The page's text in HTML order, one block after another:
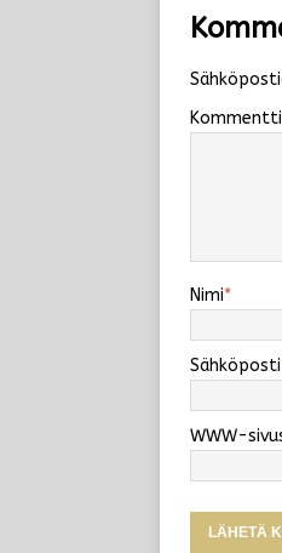
Kommentti
Nimi*
Sähköposti
WWW-